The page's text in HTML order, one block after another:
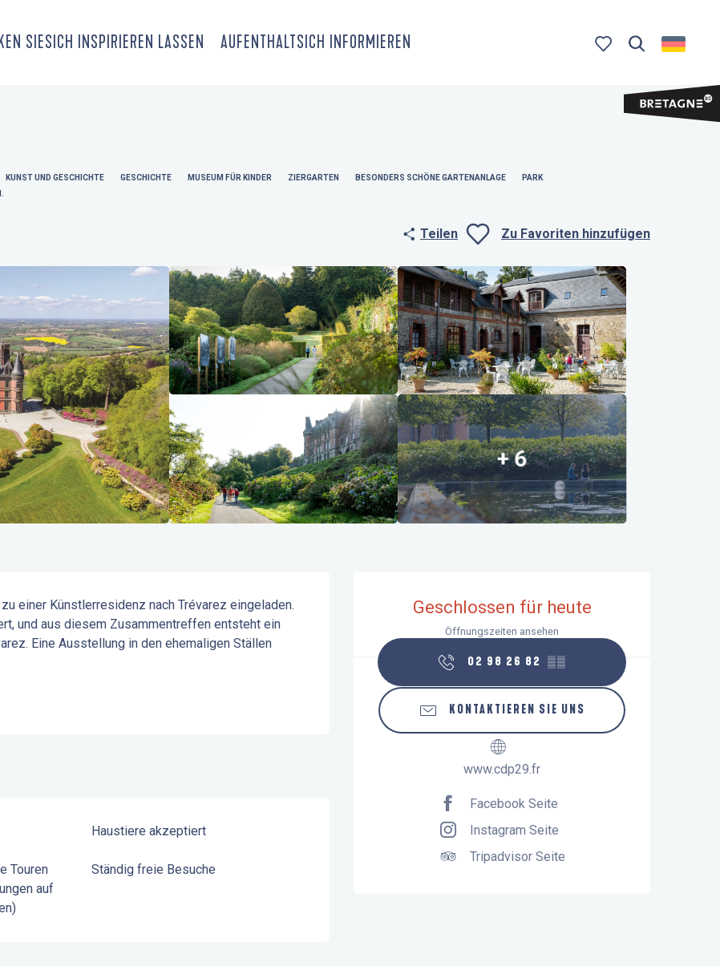
SIESICH INSPIRIEREN LASSEN AUFENTHALTSICH INFORMIEREN
KUNST UND GESCHICHTE GESCHICHTE MUSEUM FÜR KINDER ZIERGARTEN BESONDERS SCHÖNE GARTENANLAGE
PARK
Teilen
Ajouter aux
Zu Favoriten hinzufügen
+ 6
Öffnungszeiten & Kontaktdaten
Geschlossen für heute
Öffnungszeiten ansehen
02 98 26 82 ▒▒
KONTAKTIEREN SIE UNS
www.cdp29.fr
Facebook Seite
Instagram Seite
Tripadvisor Seite
einer Künstlerresidenz nach Trévarez eingeladen.
und aus diesem Zusammentreffen entsteht ein
Eine Ausstellung in den ehemaligen Ställen
Haustiere akzeptiert
Touren
Ständig freie Besuche
auf